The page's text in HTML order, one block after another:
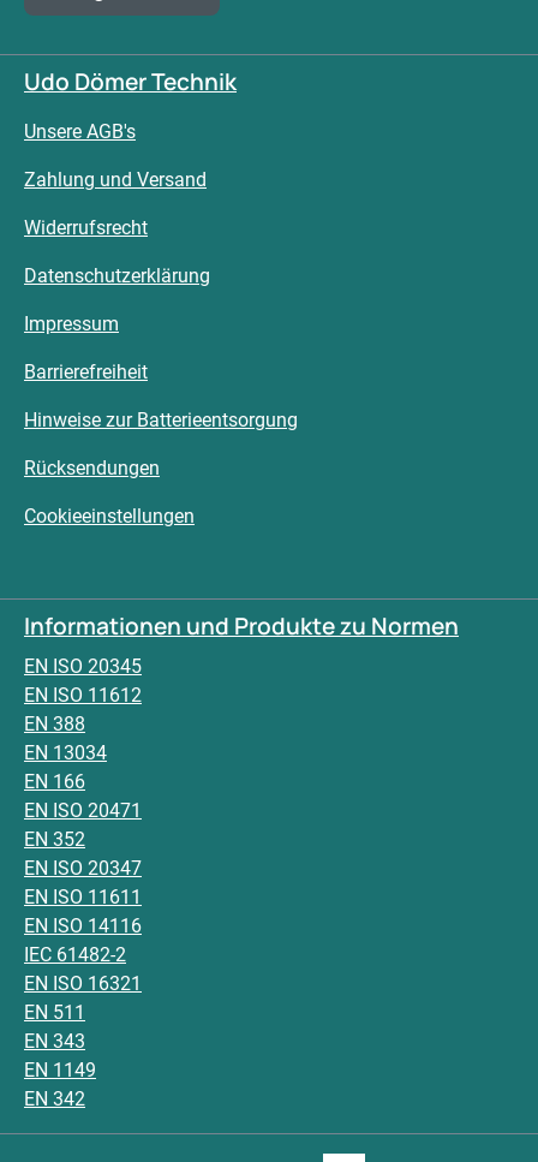
Udo Dömer Technik
Unsere AGB's
Zahlung und Versand
Widerrufsrecht
Datenschutzerklärung
Impressum
Barrierefreiheit
Hinweise zur Batterieentsorgung
Rücksendungen
Cookieeinstellungen
Informationen und Produkte zu Normen
EN ISO 20345
EN ISO 11612
EN 388
EN 13034
EN 166
EN ISO 20471
EN 352
EN ISO 20347
EN ISO 11611
EN ISO 14116
IEC 61482-2
EN ISO 16321
EN 511
EN 343
EN 1149
EN 342